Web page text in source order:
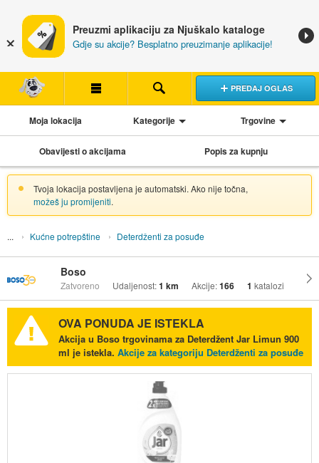
Preuzmi aplikaciju za Njuškalo kataloge
Gdje su akcije? Besplatno preuzimanje aplikacije!
PREDAJ OGLAS
Moja lokacija Kategorije Trgovine
Obavijesti o akcijama Popis za kupnju
Tvoja lokacija postavljena je automatski. Ako nije točna,
možeš ju promijeniti.
Kućne potrepštine Deterdženti za posuđe
Boso
Zatvoreno Udaljenost:1 km Akcije:166 1 katalozi
OVA PONUDA JE ISTEKLA
Akcija u Boso trgovinama za Deterdžent Jar Limun 900
ml je istekla. Akcije za kategoriju Deterdženti za posuđe